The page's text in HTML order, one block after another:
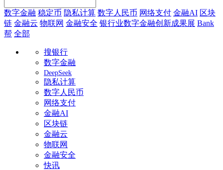
数字金融 稳定币 隐私计算 数字人民币 网络支付 金融AI 区块
链 金融云 物联网 金融安全 银行业数字金融创新成果展 Bank
帮 全部
搜银行
数字金融
DeepSeek
隐私计算
数字人民币
网络支付
金融AI
区块链
金融云
物联网
金融安全
快讯